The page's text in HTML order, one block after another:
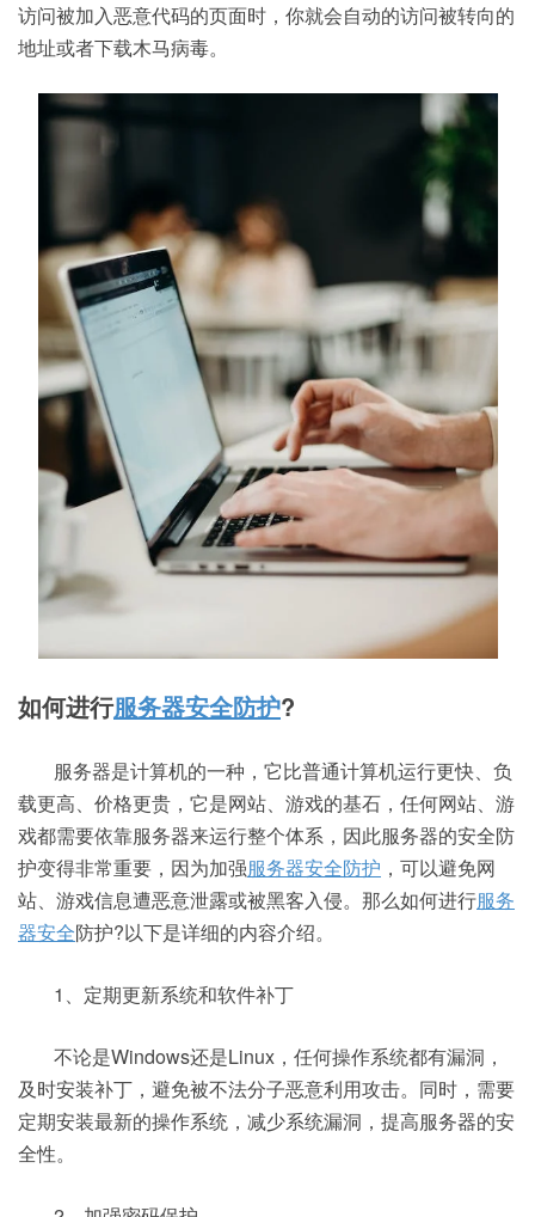
访问被加入恶意代码的页面时，你就会自动的访问被转向的
地址或者下载木马病毒。
如何进行服务器安全防护?
服务器是计算机的一种，它比普通计算机运行更快、负
载更高、价格更贵，它是网站、游戏的基石，任何网站、游
戏都需要依靠服务器来运行整个体系，因此服务器的安全防
护变得非常重要，因为加强服务器安全防护 ，可以避免网
站、游戏信息遭恶意泄露或被黑客入侵。那么如何进行服务
器安全防护?以下是详细的内容介绍。
1、定期更新系统和软件补丁
不论是Windows还是Linux，任何操作系统都有漏洞，
及时安装补丁，避免被不法分子恶意利用攻击。同时，需要
定期安装最新的操作系统，减少系统漏洞，提高服务器的安
全性。